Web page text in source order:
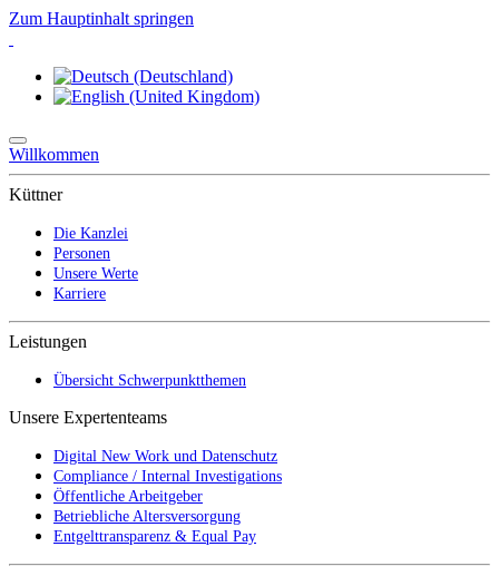
Zum Hauptinhalt springen
Willkommen
Küttner
Die Kanzlei
Personen
Unsere Werte
Karriere
Leistungen
Übersicht Schwerpunktthemen
Unsere Expertenteams
Digital New Work und Datenschutz
Compliance / Internal Investigations
Öffentliche Arbeitgeber
Betriebliche Altersversorgung
Entgelttransparenz & Equal Pay